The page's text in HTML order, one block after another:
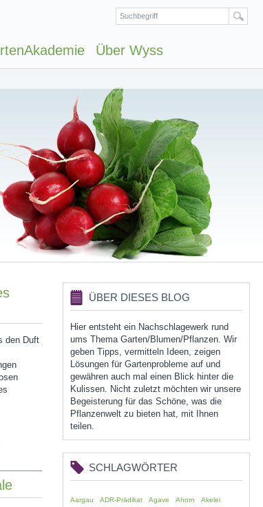
Über Wyss
den Duft
ÜBER DIESES BLOG
Hier entsteht ein Nachschlagewerk rund
ums Thema Garten/Blumen/Pflanzen. Wir
geben Tipps, vermitteln Ideen, zeigen
Lösungen für Gartenprobleme auf und
gewähren auch mal einen Blick hinter die
Kulissen. Nicht zuletzt möchten wir unsere
Begeisterung für das Schöne, was die
Pflanzenwelt zu bieten hat, mit Ihnen
teilen.
SCHLAGWÖRTER
Aargau ADR-Prädikat Agave Ahorn Akelei